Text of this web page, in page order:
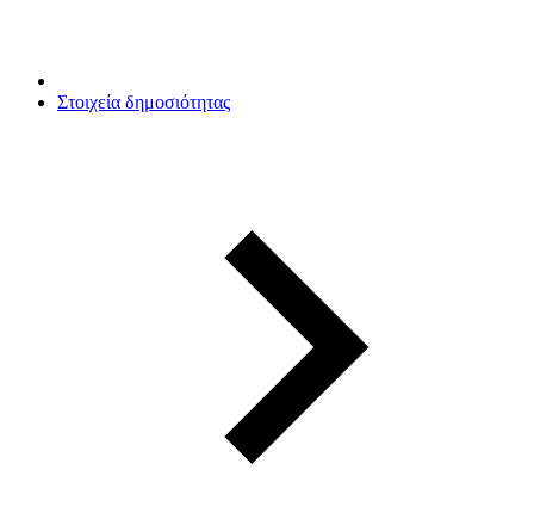
Στοιχεία δημοσιότητας